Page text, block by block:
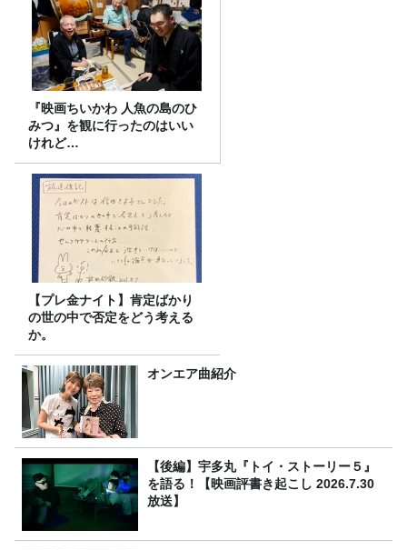
『映画ちいかわ 人魚の島のひ
みつ』を観に行ったのはいい
けれど…
【プレ金ナイト】肯定ばかり
の世の中で否定をどう考える
か。
オンエア曲紹介
【後編】宇多丸『トイ・ストーリー５』
を語る！【映画評書き起こし 2026.7.30
放送】